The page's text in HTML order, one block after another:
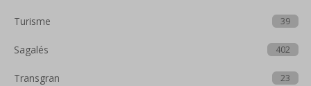
Turisme 39
Sagalés 402
Transgran 23